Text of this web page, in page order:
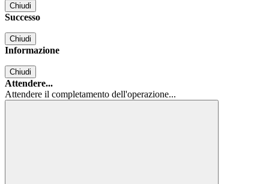
Chiudi
Successo
Chiudi
Informazione
Chiudi
Attendere...
Attendere il completamento dell'operazione...